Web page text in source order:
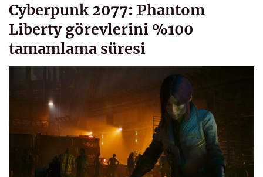
Cyberpunk 2077: Phantom
Liberty görevlerini %100
tamamlama süresi